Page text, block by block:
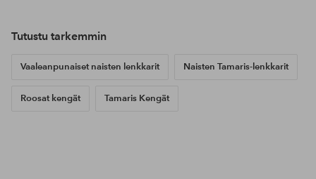
Tutustu tarkemmin
Vaaleanpunaiset naisten lenkkarit Naisten Tamaris-lenkkarit
Roosat kengät Tamaris Kengät